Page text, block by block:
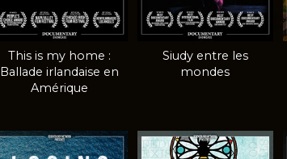
This is my home :
Ballade irlandaise en
Amérique
Siudy entre les
mondes